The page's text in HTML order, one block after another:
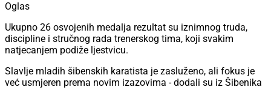
Oglas
Ukupno 26 osvojenih medalja rezultat su iznimnog truda,
discipline i stručnog rada trenerskog tima, koji svakim
natjecanjem podiže ljestvicu.
Slavlje mladih šibenskih karatista je zasluženo, ali fokus je
već usmjeren prema novim izazovima - dodali su iz Šibenika